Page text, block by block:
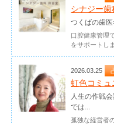
シナジー歯
つくばの歯
口腔健康管理
をサポートし
2026.03.25
虹色コミュ
人生の作戦
では...
孤独な経営者